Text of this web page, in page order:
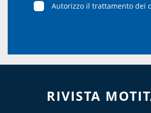
Autorizzo il trattamento dei
RIVISTA